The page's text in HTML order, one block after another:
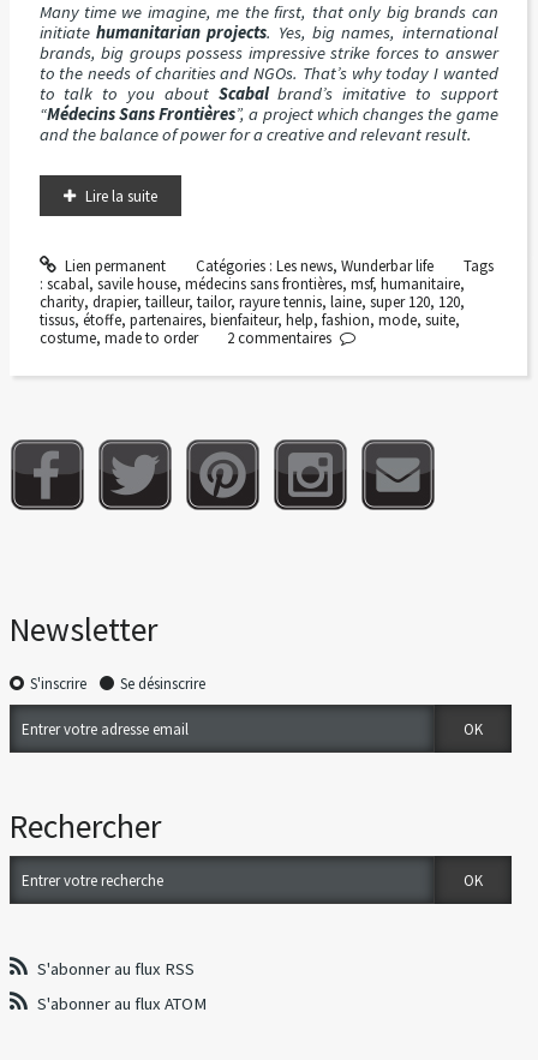
Many time we imagine, me the first, that only big brands can
initiate humanitarian projects. Yes, big names, international
brands, big groups possess impressive strike forces to answer
to the needs of charities and NGOs. That’s why today I wanted
to talk to you about Scabalbrand’s imitative to support
“Médecins Sans Frontières”, a project which changes the game
and the balance of power for a creative and relevant result.
Lire la suite
Lien permanent Catégories : Les news, Wunderbar life
Tags
: scabal, savile house, médecins sans frontières, msf, humanitaire,
charity, drapier, tailleur, tailor, rayure tennis, laine, super 120, 120,
tissus, étoffe, partenaires, bienfaiteur, help, fashion, mode, suite,
costume, made to order 2commentaires
Newsletter
S'inscrire Se désinscrire
Rechercher
S'abonner au flux RSS
S'abonner au flux ATOM